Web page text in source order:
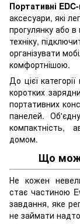
Портативні
аксесуари, які
прогулянку або
техніку,
організувати
комфортнішою.
До цієї
коротких
портативних
панелей.
компактність,
домом.
Що
Не кожен
стає частиною
завдання, яке
не займати